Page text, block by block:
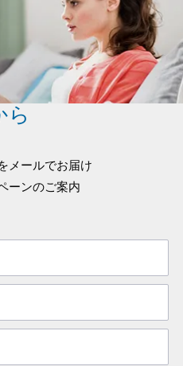
ら
メールでお届け
ーンのご案内